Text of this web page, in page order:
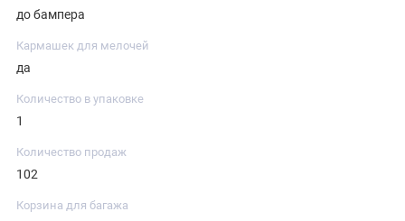
до бампера
Кармашек для мелочей
да
Количество в упаковке
1
Количество продаж
102
Корзина для багажа